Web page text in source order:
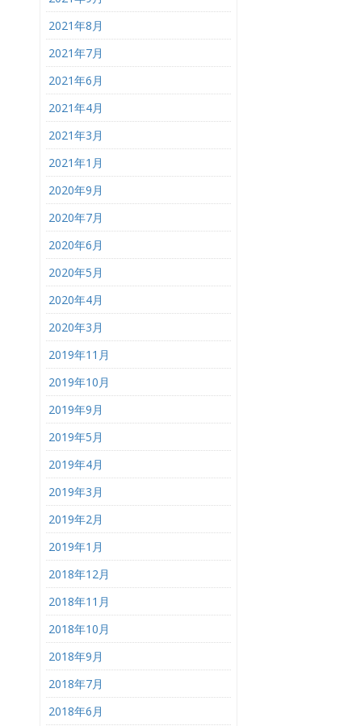
2021年8月
2021年7月
2021年6月
2021年4月
2021年3月
2021年1月
2020年9月
2020年7月
2020年6月
2020年5月
2020年4月
2020年3月
2019年11月
2019年10月
2019年9月
2019年5月
2019年4月
2019年3月
2019年2月
2019年1月
2018年12月
2018年11月
2018年10月
2018年9月
2018年7月
2018年6月